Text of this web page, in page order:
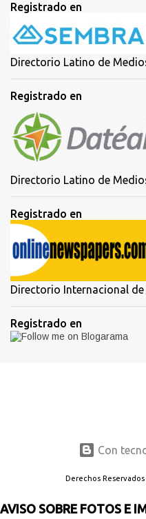
Registrado en
Directorio Latino de
Registrado en
Directorio Latino de
Registrado en
Directorio Internacional
Registrado en
Con
Derechos
AVISO SOBRE FOTOS E